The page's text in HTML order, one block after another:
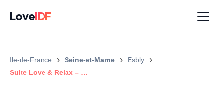
LoveIDF
Ile-de-France › Seine-et-Marne › Esbly ›
Suite Love & Relax – Séjour Détente et Bien-Être